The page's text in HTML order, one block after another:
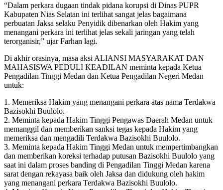
“Dalam perkara dugaan tindak pidana korupsi di Dinas PUPR
Kabupaten Nias Selatan ini terlihat sangat jelas bagaimana
perbuatan Jaksa selaku Penyidik dibenarkan oleh Hakim yang
menangani perkara ini terlihat jelas sekali jaringan yang telah
terorganisir,” ujar Farhan lagi.
Di akhir orasinya, masa aksi ALIANSI MASYARAKAT DAN
MAHASISWA PEDULI KEADILAN meminta kepada Ketua
Pengadilan Tinggi Medan dan Ketua Pengadilan Negeri Medan
untuk:
1. Memeriksa Hakim yang menangani perkara atas nama Terdakwa
Bazisokhi Buulolo.
2. Meminta kepada Hakim Tinggi Pengawas Daerah Medan untuk
memanggil dan memberikan sanksi tegas kepada Hakim yang
memeriksa dan mengadili Terdakwa Bazisokhi Buulolo.
3. Meminta kepada Hakim Tinggi Medan untuk mempertimbangkan
dan memberikan koreksi terhadap putusan Bazisokhi Buulolo yang
saat ini dalam proses banding di Pengadilan Tinggi Medan karena
sarat dengan rekayasa baik oleh Jaksa dan didukung oleh hakim
yang menangani perkara Terdakwa Bazisokhi Buulolo.